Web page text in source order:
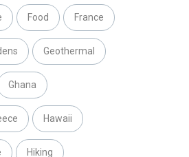
Food France
Geothermal
Ghana
Hawaii
Hiking